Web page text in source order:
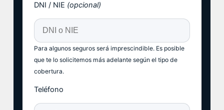
DNI / NIE (opcional)
Para algunos seguros será imprescindible. Es posible
que te lo solicitemos más adelante según el tipo de
cobertura.
Teléfono